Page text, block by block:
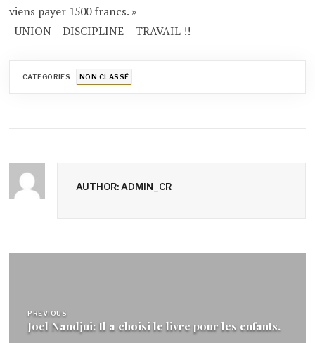
viens payer 1500 francs. »
UNION – DISCIPLINE – TRAVAIL !!
CATEGORIES: NON CLASSÉ
AUTHOR: ADMIN_CR
l’article
PREVIOUS
Joel Nandjui: Il a choisi le livre pour les enfants.